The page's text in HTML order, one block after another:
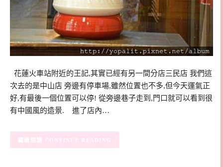
花蓮火車站附近的王記,其實已經有另一間分店三民店 我們這
次去的是中山店 旁邊有停車場,雖然位置也不多,但今天運氣正
好,有最後一個位置可以停! 從旁邊巷子走到,門口就可以看到很
有中國風的造景. 進了店內…
CONTINUE READING